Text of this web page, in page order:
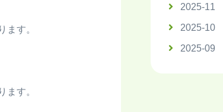
ます。
ます。
2025-11
2025-10
2025-09